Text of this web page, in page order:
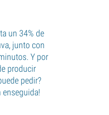
un 34% de
junto con
Y por
producir
pedir?
enseguida!